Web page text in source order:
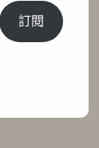
息
紹
訂閱